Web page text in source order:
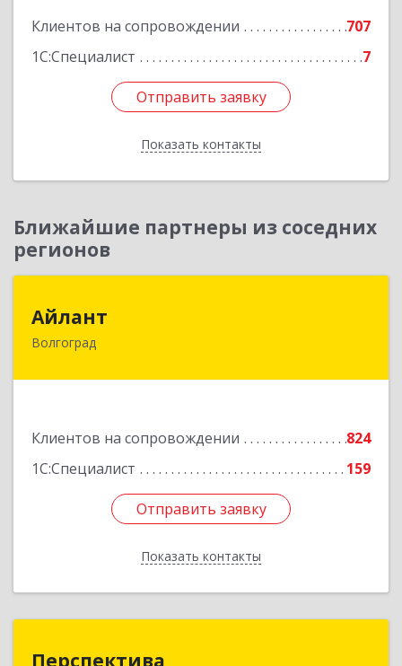
Клиентов на сопровождении
707
1С:Специалист
7
Отправить заявку
Показать контакты
Отправить заявку
Назад
Ближайшие партнеры из соседних
регионов
Айлант
Волгоград
Клиентов на сопровождении
824
1С:Специалист
159
Отправить заявку
Показать контакты
400001, Волгоградская обл, Волгоград г, им
Отправить заявку
Назад
Перспектива